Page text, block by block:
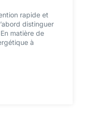
rapide et
distinguer
matière de
à